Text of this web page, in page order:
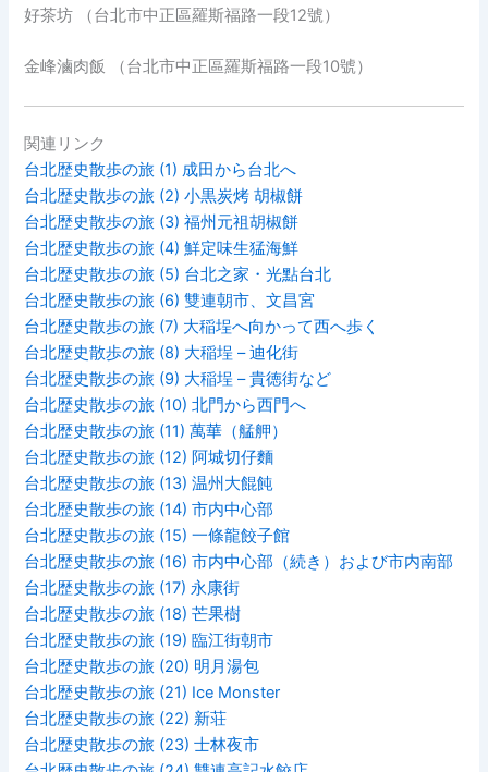
好茶坊 （台北市中正區羅斯福路一段12號）
金峰滷肉飯 （台北市中正區羅斯福路一段10號）
関連リンク
台北歴史散歩の旅 (1) 成田から台北へ
台北歴史散歩の旅 (2) 小黒炭烤 胡椒餅
台北歴史散歩の旅 (3) 福州元祖胡椒餅
台北歴史散歩の旅 (4) 鮮定味生猛海鮮
台北歴史散歩の旅 (5) 台北之家・光點台北
台北歴史散歩の旅 (6) 雙連朝市、文昌宮
台北歴史散歩の旅 (7) 大稲埕へ向かって西へ歩く
台北歴史散歩の旅 (8) 大稲埕 – 迪化街
台北歴史散歩の旅 (9) 大稲埕 – 貴徳街など
台北歴史散歩の旅 (10) 北門から西門へ
台北歴史散歩の旅 (11) 萬華（艋舺）
台北歴史散歩の旅 (12) 阿城切仔麵
台北歴史散歩の旅 (13) 温州大餛飩
台北歴史散歩の旅 (14) 市内中心部
台北歴史散歩の旅 (15) 一條龍餃子館
台北歴史散歩の旅 (16) 市内中心部（続き）および市内南部
台北歴史散歩の旅 (17) 永康街
台北歴史散歩の旅 (18) 芒果樹
台北歴史散歩の旅 (19) 臨江街朝市
台北歴史散歩の旅 (20) 明月湯包
台北歴史散歩の旅 (21) Ice Monster
台北歴史散歩の旅 (22) 新荘
台北歴史散歩の旅 (23) 士林夜市